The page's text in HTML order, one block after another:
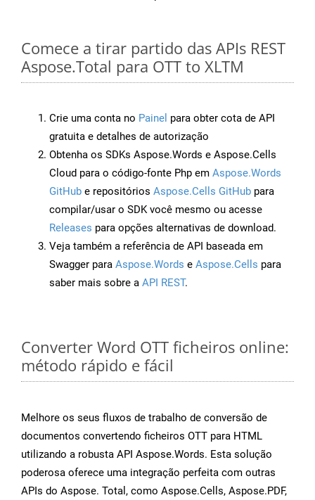
Comece a tirar partido das APIs REST
Aspose.Total para OTT to XLTM
Crie uma conta no Painel para obter cota de API
gratuita e detalhes de autorização
Obtenha os SDKs Aspose.Words e Aspose.Cells
Cloud para o código-fonte Php em Aspose.Words
GitHub e repositórios Aspose.Cells GitHub para
compilar/usar o SDK você mesmo ou acesse
Releases para opções alternativas de download.
Veja também a referência de API baseada em
Swagger para Aspose.Words e Aspose.Cells para
saber mais sobre a API REST.
Converter Word OTT ficheiros online:
método rápido e fácil
Melhore os seus fluxos de trabalho de conversão de
documentos convertendo ficheiros OTT para HTML
utilizando a robusta API Aspose.Words. Esta solução
poderosa oferece uma integração perfeita com outras
APIs do Aspose. Total, como Aspose.Cells, Aspose.PDF,